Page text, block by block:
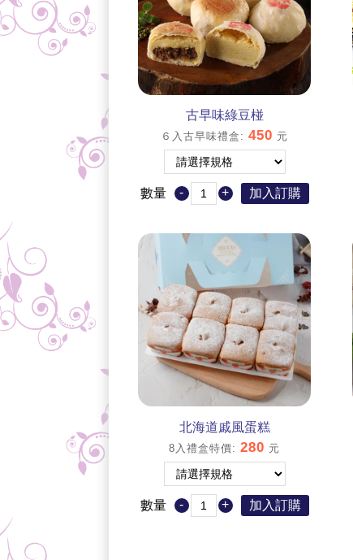
古早味綠豆椪
６入古早味禮盒 :450 元
數量 - + 加入訂購
北海道戚風蛋糕
8入禮盒特價:280 元
數量 - + 加入訂購